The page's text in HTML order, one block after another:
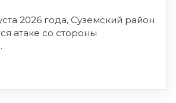
2026 года, Суземский район
атаке со стороны